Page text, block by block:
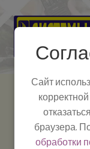
Перейти
навигации
Перейти
содержимому
Как
Системы
г. Красноярск,
Сайт
браузера.
обработки